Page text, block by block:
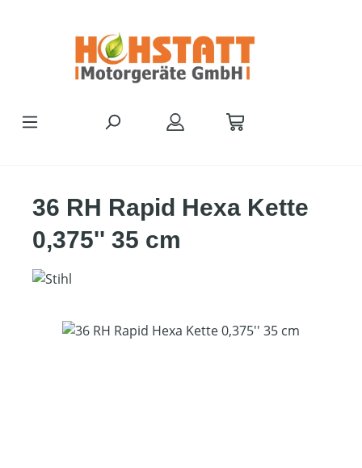
36 RH Rapid Hexa Kette
0,375'' 35 cm
Bildergalerie überspringen